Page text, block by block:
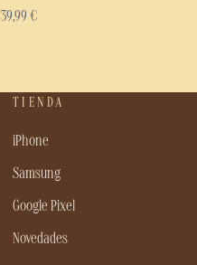
39,99 €
TIENDA
iPhone
Samsung
Google Pixel
Novedades